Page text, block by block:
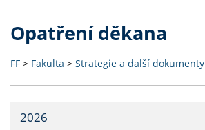
Opatření děkana
FF > Fakulta > Strategie a další dokumenty
2026